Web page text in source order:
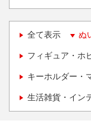
全て表示 ぬ
フィギュア・ホ
キーホルダー・
生活雑貨・イン